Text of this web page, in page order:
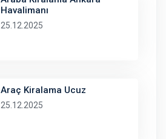
Havalimanı
25.12.2025
Araç Kiralama Ucuz
25.12.2025